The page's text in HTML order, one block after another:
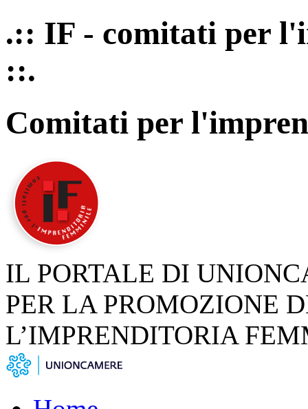
.:: IF - comitati per
::.
Comitati per
IL PORTALE DI
PER LA PROMOZIONE
L’IMPRENDITORIA